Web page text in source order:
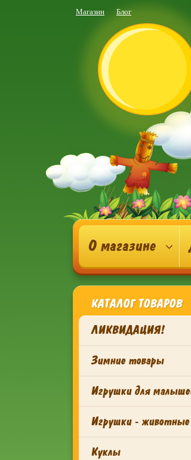
Магазин Блог
О магазине
КАТАЛОГ ТОВАРОВ
ЛИКВИДАЦИЯ!
Зимние товары
Игрушки для
Игрушки - животные
Куклы